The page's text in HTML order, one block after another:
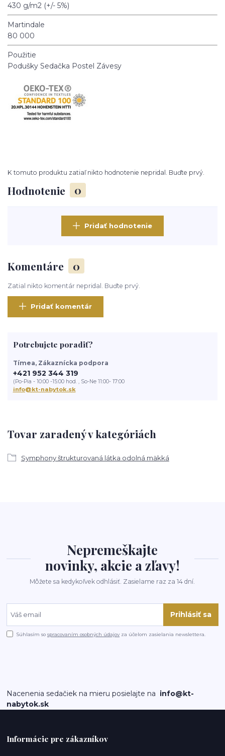
430 g/m2 (+/- 5%)
Martindale
80 000
Použitie
Podušky Sedačka Postel Závesy
Hodnotenie 0
K tomuto produktu zatiaľ nikto hodnotenie nepridal. Buďte prvý.
Pridať hodnotenie
Komentáre 0
Zatial nikto komentár nepridal. Buďte prvý.
Pridať komentár
Tovar zaradený v kategóriách
Symphony štrukturovaná látka odolná mäkká
Potrebujete poradiť?
Tímea, Zákaznícka podpora
+421 952 344 319
(Po-Pia - 10:00 -15:00 hod. , So-Ne 11:00- 17:00
info@kt-nabytok.sk
Nepremeškajte
novinky, akcie a zľavy!
Môžete sa kedykoľvek odhlásiť. Zasielame raz za 14 dní.
Prihlásiť sa
Súhlasím sospracovaním osobných údajov za účelom zasielania newslettera.
Nacenenia sedačiek na mieru posielajte na info@kt-
nabytok.sk
Informácie pre zákazníkov